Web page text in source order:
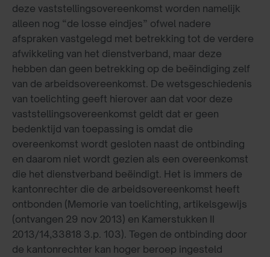
deze vaststellingsovereenkomst worden namelijk
alleen nog “de losse eindjes” ofwel nadere
afspraken vastgelegd met betrekking tot de verdere
afwikkeling van het dienstverband, maar deze
hebben dan geen betrekking op de beëindiging zelf
van de arbeidsovereenkomst. De wetsgeschiedenis
van toelichting geeft hierover aan dat voor deze
vaststellingsovereenkomst geldt dat er geen
bedenktijd van toepassing is omdat die
overeenkomst wordt gesloten naast de ontbinding
en daarom niet wordt gezien als een overeenkomst
die het dienstverband beëindigt. Het is immers de
kantonrechter die de arbeidsovereenkomst heeft
ontbonden (Memorie van toelichting, artikelsgewijs
(ontvangen 29 nov 2013) en Kamerstukken II
2013/14,33818 3.p. 103). Tegen de ontbinding door
de kantonrechter kan hoger beroep ingesteld